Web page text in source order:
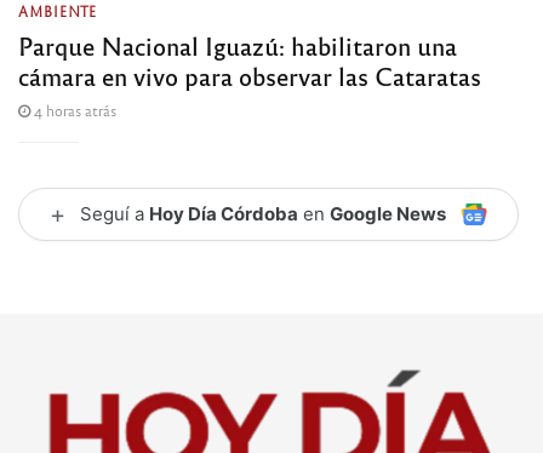
AMBIENTE
Parque Nacional Iguazú: habilitaron una
cámara en vivo para observar las Cataratas
4 horas atrás
+ Seguí a Hoy Día Córdoba en Google News